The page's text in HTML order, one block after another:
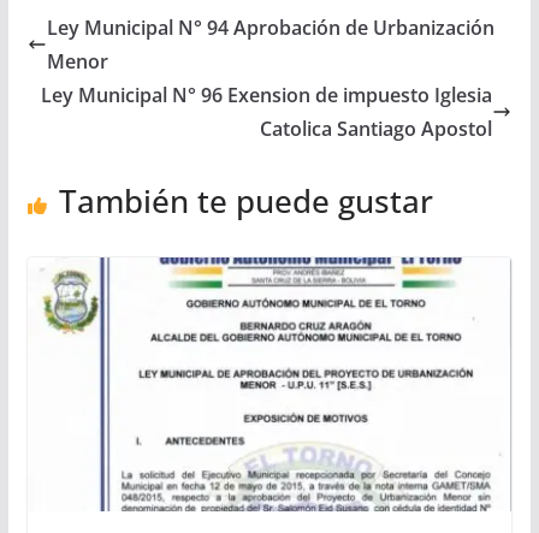
Ley Municipal N° 94 Aprobación de Urbanización
Menor
Ley Municipal N° 96 Exension de impuesto Iglesia
Catolica Santiago Apostol
También te puede gustar